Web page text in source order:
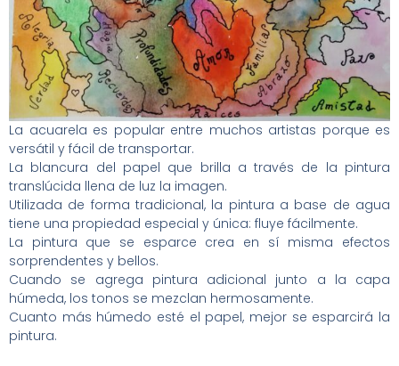
La acuarela es popular entre muchos artistas porque es
versátil y fácil de transportar.
La blancura del papel que brilla a través de la pintura
translúcida llena de luz la imagen.
Utilizada de forma tradicional, la pintura a base de agua
tiene una propiedad especial y única: fluye fácilmente.
La pintura que se esparce crea en sí misma efectos
sorprendentes y bellos.
Cuando se agrega pintura adicional junto a la capa
húmeda, los tonos se mezclan hermosamente.
Cuanto más húmedo esté el papel, mejor se esparcirá la
pintura.